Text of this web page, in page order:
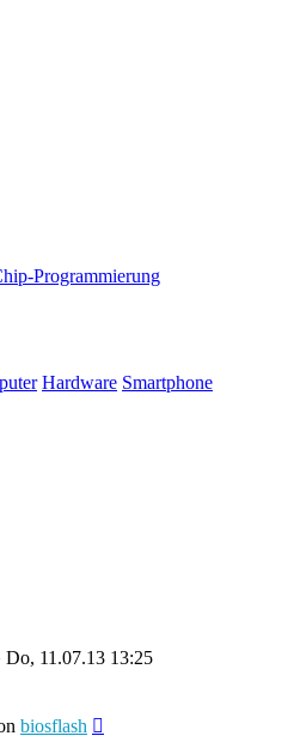
Programmierung
Hardware Smartphone
Do, 11.07.13 13:25
biosflash